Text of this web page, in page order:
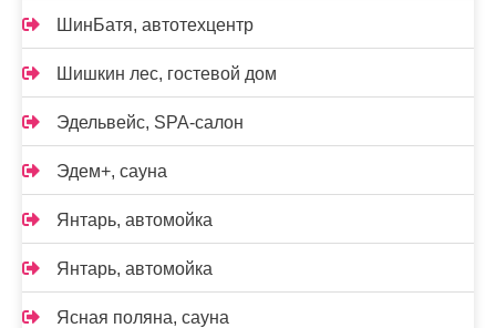
ШинБатя, автотехцентр
Шишкин лес, гостевой дом
Эдельвейс, SPA-салон
Эдем+, сауна
Янтарь, автомойка
Янтарь, автомойка
Ясная поляна, сауна